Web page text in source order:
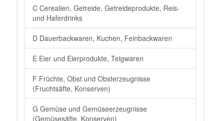
C Cerealien, Getreide, Getreideprodukte, Reis-
und Haferdrinks
D Dauerbackwaren, Kuchen, Feinbackwaren
E Eier und Eierprodukte, Teigwaren
F Früchte, Obst und Obsterzeugnisse
(Fruchtsäfte, Konserven)
G Gemüse und Gemüseerzeugnisse
(Gemüsesäfte, Konserven)